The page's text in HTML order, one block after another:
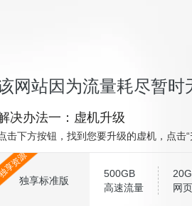
网站因为流量耗尽暂时
决办法一：虚机升级
击下方按钮，找到您要升级的虚机，点击
享资源
独享标准版
500GB
高速流量
网